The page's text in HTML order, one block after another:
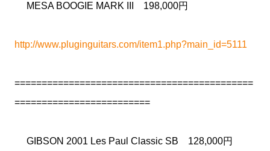
MESA BOOGIE MARK III 198,000円
http://www.pluginguitars.com/item1.php?main_id=5111
============================================
=========================
GIBSON 2001 Les Paul Classic SB 128,000円